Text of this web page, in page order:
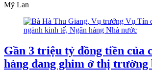
Mỹ Lan
Gần 3 triệu tỷ đồng tiền của
hàng đang ghim ở thị trường